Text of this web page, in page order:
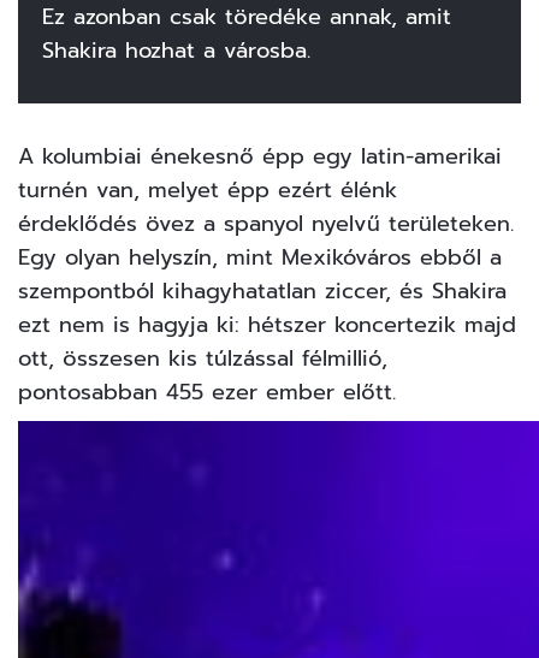
Ez azonban csak töredéke annak, amit
Shakira hozhat a városba.
A kolumbiai énekesnő épp egy latin-amerikai
turnén van, melyet épp ezért élénk
érdeklődés övez a spanyol nyelvű területeken.
Egy olyan helyszín, mint Mexikóváros ebből a
szempontból kihagyhatatlan ziccer, és Shakira
ezt nem is hagyja ki: hétszer koncertezik majd
ott, összesen kis túlzással félmillió,
pontosabban 455 ezer ember előtt.